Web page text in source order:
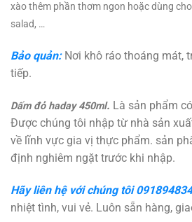
xào thêm phần thơm ngon hoặc dùng
salad, …
Bảo quản:Nơi khô ráo thoáng mát,
tiếp.
Dấm đỏ haday 450ml. Là sản phẩm
Được chúng tôi nhập từ nhà sản
về lĩnh vực gia vị thực phẩm. sản
định nghiêm ngặt trước khi nhập.
Hãy liên hệ với chúng tôi
nhiệt tình, vui vẻ. Luôn sẵn hàng,